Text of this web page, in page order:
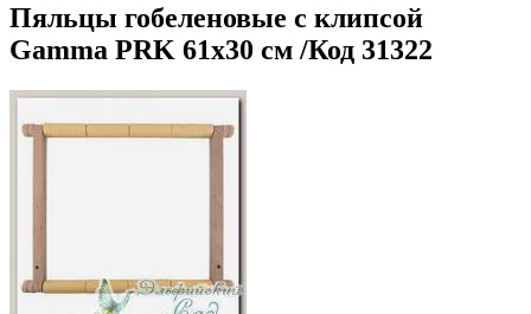
Пяльцы гобеленовые с клипсой
Gamma PRK 61х30 см /Код 31322